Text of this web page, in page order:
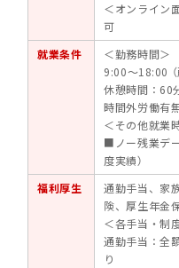
＜オンライン
可
就業条件
＜勤務時間＞
9:00～18:00
休憩時間：60
時間外労働有
＜その他就業
■ノー残業デ
度実績）
福利厚生
通勤手当、家
険、厚生年金
＜各手当・制
通勤手当：全
り